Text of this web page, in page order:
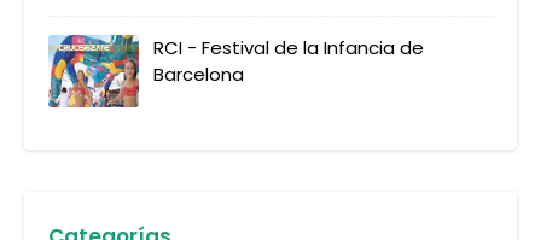
RCI - Festival de la Infancia de
Barcelona